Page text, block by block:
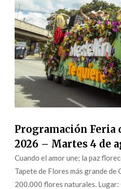
Programación Feria
2026 – Martes 4 de
Cuando el amor une; la paz
Tapete de Flores más grande de
200.000 flores naturales. Lugar: